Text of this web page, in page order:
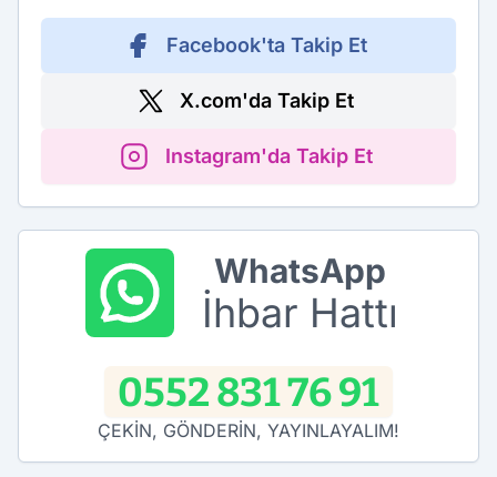
Facebook'ta Takip Et
X.com'da Takip Et
Instagram'da Takip Et
WhatsApp
İhbar Hattı
0552 831 76 91
ÇEKİN, GÖNDERİN, YAYINLAYALIM!